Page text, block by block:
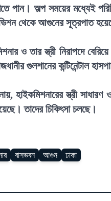
পান। অল্প সময়ের মধ্যেই
থেকে আগুনের সূত্রপাত
ও তার স্ত্রী নিরাপদে
গুলশানের কন্টিনেন্টাল
হাইকমিশনারের স্ত্রী সাধারণ
তাদের চিকিৎসা চলছে।
বাসভবন আগুন ঢাকা